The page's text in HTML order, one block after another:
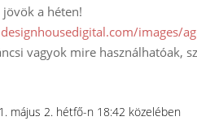
a héten!
images/
vagyok mire használhatóak,
május 2. hétfő-n 18:42 közelében